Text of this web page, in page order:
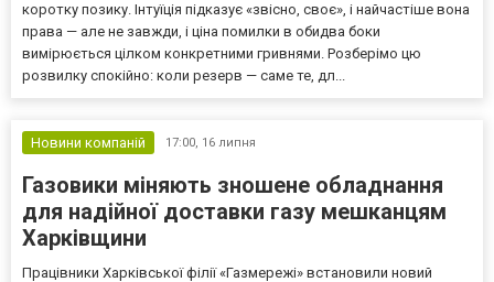
коротку позику. Інтуїція підказує «звісно, своє», і найчастіше вона
права — але не завжди, і ціна помилки в обидва боки
вимірюється цілком конкретними гривнями. Розберімо цю
розвилку спокійно: коли резерв — саме те, дл...
Новини компаній 17:00, 16 липня
Газовики міняють зношене обладнання
для надійної доставки газу мешканцям
Харківщини
Працівники Харківської філії «Газмережі» встановили новий